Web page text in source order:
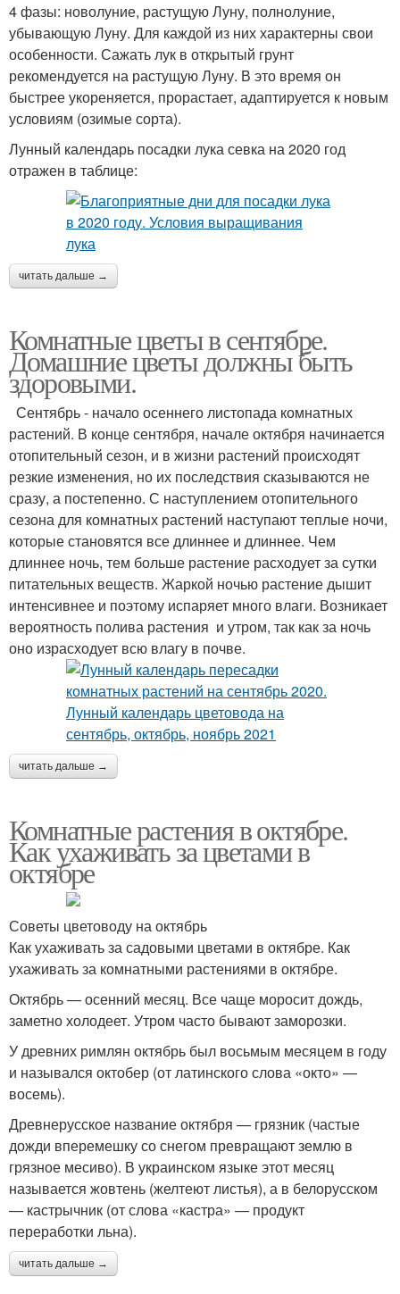
4 фазы: новолуние, растущую Луну, полнолуние,
убывающую Луну. Для каждой из них характерны свои
особенности. Сажать лук в открытый грунт
рекомендуется на растущую Луну. В это время он
быстрее укореняется, прорастает, адаптируется к новым
условиям (озимые сорта).
Лунный календарь посадки лука севка на 2020 год
отражен в таблице:
читать дальше →
Комнатные цветы в сентябре.
Домашние цветы должны быть
здоровыми.
Сентябрь - начало осеннего листопада комнатных
растений. В конце сентября, начале октября начинается
отопительный сезон, и в жизни растений происходят
резкие изменения, но их последствия сказываются не
сразу, а постепенно. С наступлением отопительного
сезона для комнатных растений наступают теплые ночи,
которые становятся все длиннее и длиннее. Чем
длиннее ночь, тем больше растение расходует за сутки
питательных веществ. Жаркой ночью растение дышит
интенсивнее и поэтому испаряет много влаги. Возникает
вероятность полива растения и утром, так как за ночь
оно израсходует всю влагу в почве.
читать дальше →
Комнатные растения в октябре.
Как ухаживать за цветами в
октябре
Советы цветоводу на октябрь
Как ухаживать за садовыми цветами в октябре. Как
ухаживать за комнатными растениями в октябре.
Октябрь — осенний месяц. Все чаще моросит дождь,
заметно холодеет. Утром часто бывают заморозки.
У древних римлян октябрь был восьмым месяцем в году
и назывался октобер (от латинского слова «окто» —
восемь).
Древнерусское название октября — грязник (частые
дожди вперемешку со снегом превращают землю в
грязное месиво). В украинском языке этот месяц
называется жовтень (желтеют листья), а в белорусском
— кастрычник (от слова «кастра» — продукт
переработки льна).
читать дальше →